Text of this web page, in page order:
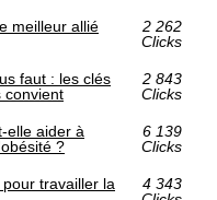
meilleur allié
2 262
Clicks
faut : les clés
convient
2 843
Clicks
elle aider à
?
6 139
Clicks
travailler la
4 343